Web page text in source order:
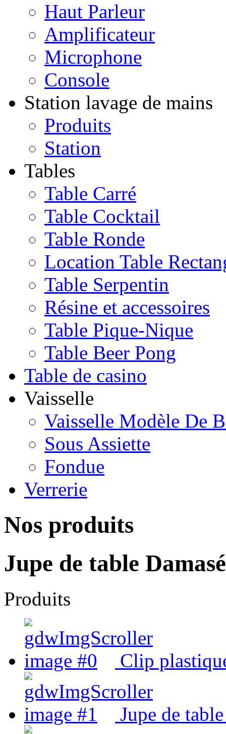
Haut Parleur
Amplificateur
Microphone
Console
Station lavage de mains
Produits
Station
Tables
Table Carré
Table Cocktail
Table Ronde
Location Table
Table Serpentin
Résine et accessoires
Table Pique-Nique
Table Beer Pong
Table de casino
Vaisselle
Vaisselle Modèle De
Sous Assiette
Fondue
Verrerie
Nos produits
Jupe de table
Produits
Clip
Jupe de